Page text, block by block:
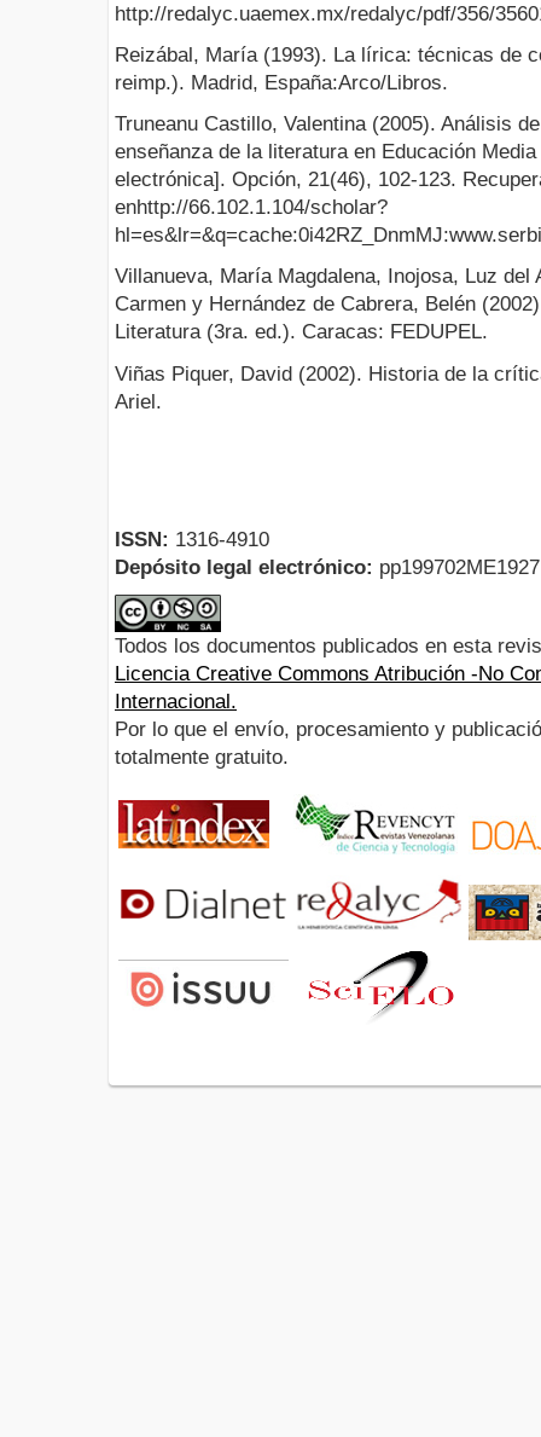
http://redalyc.uaemex.mx/redalyc/pdf/356/
Reizábal, María (1993). La lírica: técnicas de
reimp.). Madrid, España:Arco/Libros.
Truneanu Castillo, Valentina (2005). Análisis
enseñanza de la literatura en Educación
electrónica]. Opción, 21(46), 102-123.
enhttp://66.102.1.104/scholar?
Villanueva, María Magdalena, Inojosa, Luz
Carmen y Hernández de Cabrera, Belén
Literatura (3ra. ed.). Caracas: FEDUPEL.
Viñas Piquer, David (2002). Historia de la
Ariel.
ISSN: 1316-4910
Depósito legal electrónico:
Todos los documentos publicados en esta
Licencia Creative Commons Atribución -No
Internacional.
Por lo que el envío, procesamiento y
totalmente gratuito.